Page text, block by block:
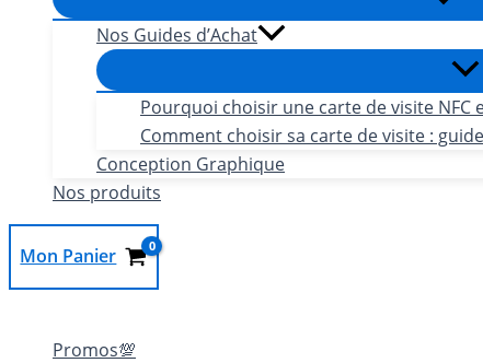
Nos Guides d’Achat
Pourquoi choisir une carte de visite NFC
Comment choisir sa carte de visite :
Conception Graphique
Nos produits
Mon Panier
Promos💯